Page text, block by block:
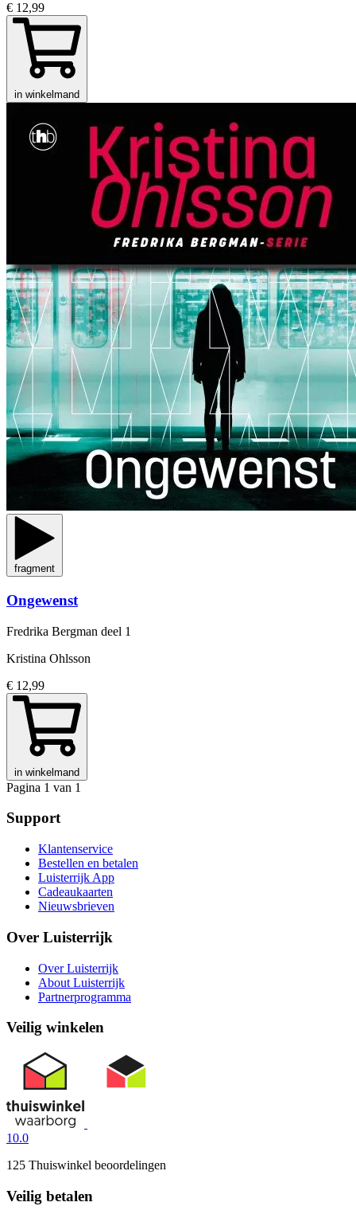
€ 12,99
in winkelmand
fragment
Ongewenst
Fredrika Bergman deel 1
Kristina Ohlsson
€ 12,99
in winkelmand
Pagina 1 van 1
Support
Klantenservice
Bestellen en betalen
Luisterrijk App
Cadeaukaarten
Nieuwsbrieven
Over Luisterrijk
Over Luisterrijk
About Luisterrijk
Partnerprogramma
Veilig winkelen
10.0
125 Thuiswinkel beoordelingen
Veilig betalen